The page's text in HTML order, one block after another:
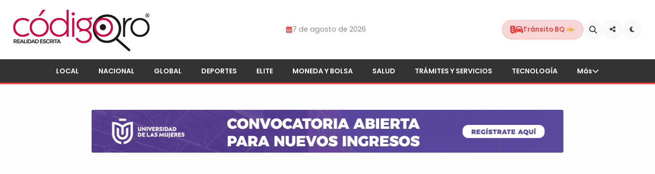
7 de agosto de 2026 Tránsito BQ
LOCAL NACIONAL GLOBAL DEPORTES ELITE MONEDA Y BOLSA SALUD TRÁMITES Y SERVICIOS TECNOLOGÍA Más